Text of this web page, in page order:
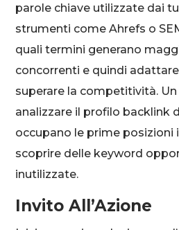
parole chiave utilizzate dai
strumenti come Ahrefs o
quali termini generano
concorrenti e quindi
superare la competitività.
analizzare il profilo backlink
occupano le prime posizioni
scoprire delle keyword
inutilizzate.
Invito All’Azione